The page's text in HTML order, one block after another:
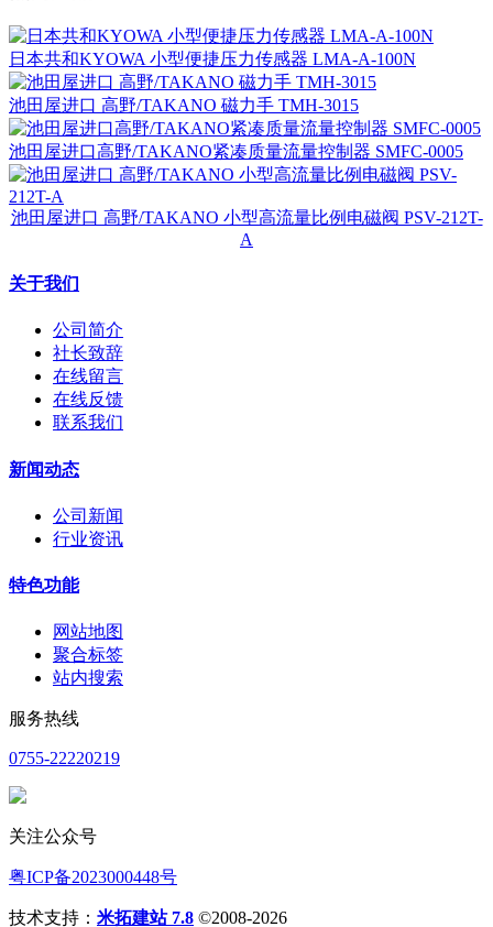
日本共和KYOWA 小型便捷压力传感器 LMA-A-100N
池田屋进口 高野/TAKANO 磁力手 TMH-3015
池田屋进口高野/TAKANO紧凑质量流量控制器 SMFC-0005
池田屋进口 高野/TAKANO 小型高流量比例电磁阀 PSV-212T-
A
关于我们
公司简介
社长致辞
在线留言
在线反馈
联系我们
新闻动态
公司新闻
行业资讯
特色功能
网站地图
聚合标签
站内搜索
服务热线
0755-22220219
关注公众号
粤ICP备2023000448号
技术支持： 米拓建站 7.8 ©2008-2026